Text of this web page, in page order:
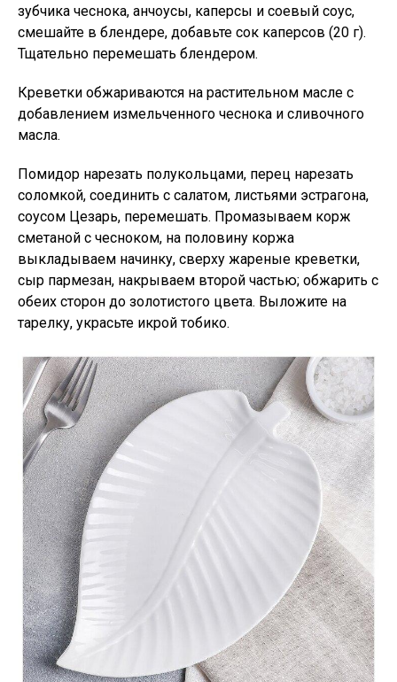
зубчика чеснока, анчоусы, каперсы и соевый соус,
смешайте в блендере, добавьте сок каперсов (20 г).
Тщательно перемешать блендером.
Креветки обжариваются на растительном масле с
добавлением измельченного чеснока и сливочного
масла.
Помидор нарезать полукольцами, перец нарезать
соломкой, соединить с салатом, листьями эстрагона,
соусом Цезарь, перемешать. Промазываем корж
сметаной с чесноком, на половину коржа
выкладываем начинку, сверху жареные креветки,
сыр пармезан, накрываем второй частью; обжарить с
обеих сторон до золотистого цвета. Выложите на
тарелку, украсьте икрой тобико.